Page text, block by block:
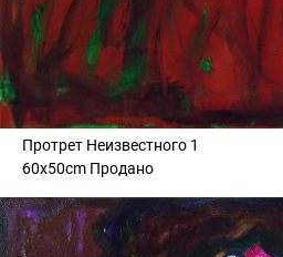
Протрет Неизвестного 1
60x50cm Продано